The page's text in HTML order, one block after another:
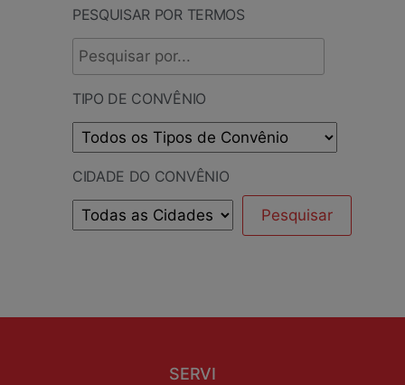
PESQUISAR POR TERMOS
TIPO DE CONVÊNIO
CIDADE DO CONVÊNIO
SERVI